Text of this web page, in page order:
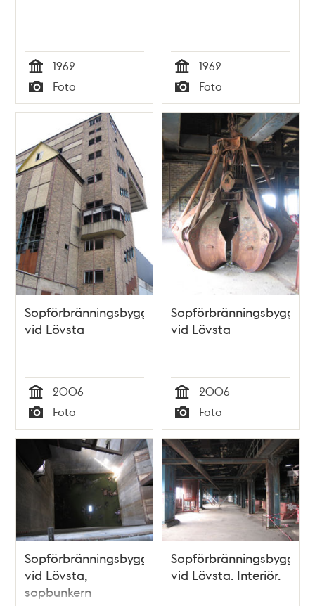
Tid
1962
Typ
Foto Tid
1962
Typ
Foto
Sopförbränningsbyggnaden
vid Lövsta
Tid
2006
Typ
Foto
vid Lövsta
Tid
2006
Typ
Foto
Sopförbränningsbyggnaden
vid Lövsta,
sopbunkern
vid Lövsta. Interiör.